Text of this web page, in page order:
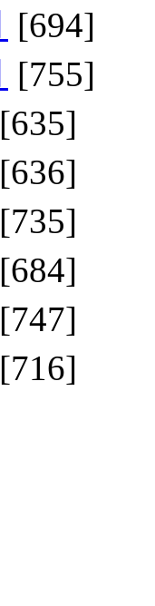
[694]
[755]
[635]
[636]
[735]
[684]
[747]
[716]